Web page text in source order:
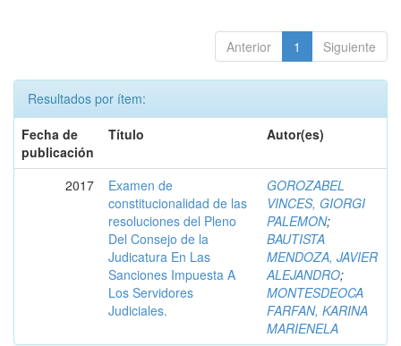
Anterior 1 Siguiente
Resultados por ítem:
Fecha de
publicación
Título Autor(es)
2017
Examen de
constitucionalidad de las
resoluciones del Pleno
Del Consejo de la
Judicatura En Las
Sanciones Impuesta A
Los Servidores
Judiciales.
GOROZABEL
VINCES, GIORGI
PALEMON;
BAUTISTA
MENDOZA, JAVIER
ALEJANDRO;
MONTESDEOCA
FARFAN, KARINA
MARIENELA